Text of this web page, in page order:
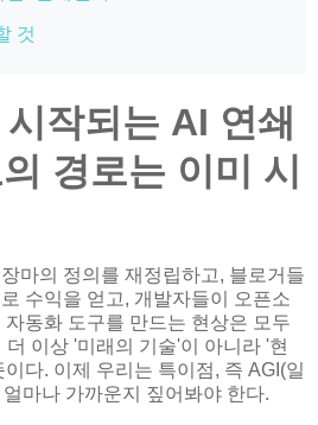
것
작되는 AI 연쇄
경로는 이미 시
마의 정의를 재정립하고, 블로거들
수익을 얻고, 개발자들이 오픈소
동화 도구를 만드는 현상은 모두
이상 '미래의 기술'이 아니라 '현
다. 이제 우리는 특이점, 즉 AGI(일
마나 가까운지 짚어봐야 한다.